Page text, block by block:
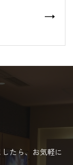
たら、お気軽に